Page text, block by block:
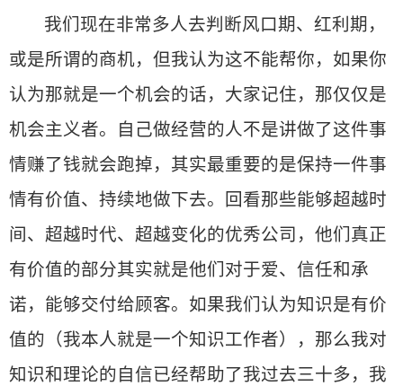
我们现在非常多人去判断风口期、红利期，
或是所谓的商机，但我认为这不能帮你，如果你
认为那就是一个机会的话，大家记住，那仅仅是
机会主义者。自己做经营的人不是讲做了这件事
情赚了钱就会跑掉，其实最重要的是保持一件事
情有价值、持续地做下去。回看那些能够超越时
间、超越时代、超越变化的优秀公司，他们真正
有价值的部分其实就是他们对于爱、信任和承
诺，能够交付给顾客。如果我们认为知识是有价
值的（我本人就是一个知识工作者），那么我对
知识和理论的自信已经帮助了我过去三十多，我